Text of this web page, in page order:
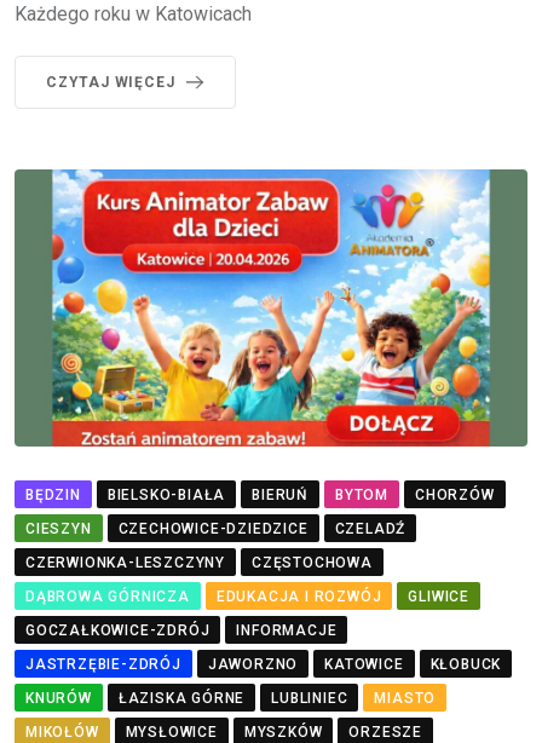
Każdego roku w Katowicach
CZYTAJ WIĘCEJ
BĘDZIN BIELSKO-BIAŁA BIERUŃ BYTOM
CHORZÓW
CIESZYN
CZECHOWICE-DZIEDZICE
CZELADŹ
CZERWIONKA-LESZCZYNY
CZĘSTOCHOWA
DĄBROWA GÓRNICZA
EDUKACJA I ROZWÓJ
GLIWICE
GOCZAŁKOWICE-ZDRÓJ
INFORMACJE
JASTRZĘBIE-ZDRÓJ
JAWORZNO KATOWICE
KŁOBUCK
KNURÓW
ŁAZISKA GÓRNE LUBLINIEC
MIASTO
MIKOŁÓW
MYSŁOWICE MYSZKÓW
ORZESZE